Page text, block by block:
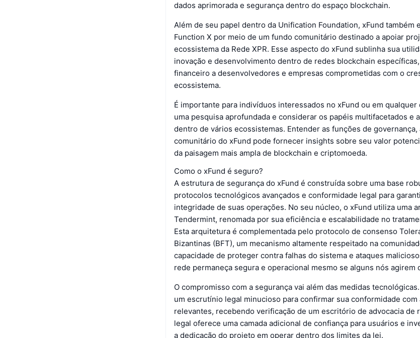
dados aprimorada e segurança dentro do espaço blockchain.
Além de seu papel dentro da Unification Foundation, xFund também
Function X por meio de um fundo comunitário destinado a apoiar
ecossistema da Rede XPR. Esse aspecto do xFund sublinha sua
inovação e desenvolvimento dentro de redes blockchain
financeiro a desenvolvedores e empresas comprometidas com o
ecossistema.
É importante para indivíduos interessados no xFund ou em
uma pesquisa aprofundada e considerar os papéis multifacetados e
dentro de vários ecossistemas. Entender as funções de
comunitário do xFund pode fornecer insights sobre seu valor
da paisagem mais ampla de blockchain e criptomoeda.
Como o xFund é seguro?
A estrutura de segurança do xFund é construída sobre uma base
protocolos tecnológicos avançados e conformidade legal para
integridade de suas operações. No seu núcleo, o xFund utiliza uma
Tendermint, renomada por sua eficiência e escalabilidade no
Esta arquitetura é complementada pelo protocolo de consenso
Bizantinas (BFT), um mecanismo altamente respeitado na
capacidade de proteger contra falhas do sistema e ataques
rede permaneça segura e operacional mesmo se alguns nós agirem
O compromisso com a segurança vai além das medidas
um escrutínio legal minucioso para confirmar sua conformidade com
relevantes, recebendo verificação de um escritório de advocacia de
legal oferece uma camada adicional de confiança para usuários e
a dedicação do projeto em operar dentro dos limites da lei.